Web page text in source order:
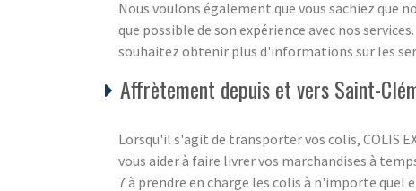
Nous voulons également que vous sachiez que
que possible de son expérience avec nos
souhaitez obtenir plus d'informations sur les
Affrètement depuis et vers Saint-
Lorsqu'il s'agit de transporter vos colis, COLIS
vous aider à faire livrer vos marchandises à
7 à prendre en charge les colis à n'importe